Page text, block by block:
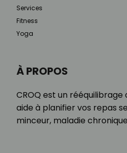
À PROPOS
CROQ est un
aide à planifier vos repas
minceur, maladie
Services
Fitness
Yoga